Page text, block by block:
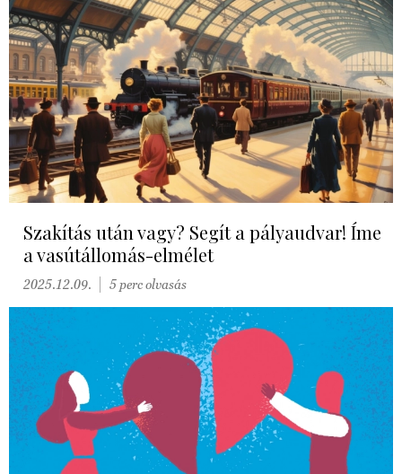
Szakítás után vagy? Segít a pályaudvar! Íme
a vasútállomás-elmélet
2025.12.09. 5 perc olvasás